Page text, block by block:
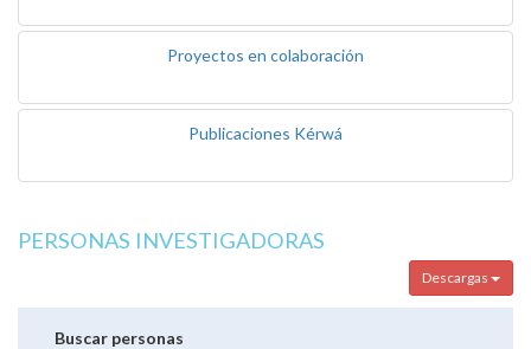
Proyectos en colaboración
Publicaciones Kérwá
PERSONAS INVESTIGADORAS
Descargas
Buscar personas